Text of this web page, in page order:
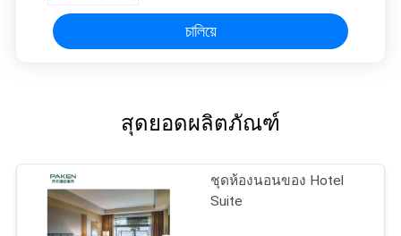
চালিয়ে
สุดยอดผลิตภัณฑ์
ชุดห้องนอนของ Hotel
Suite